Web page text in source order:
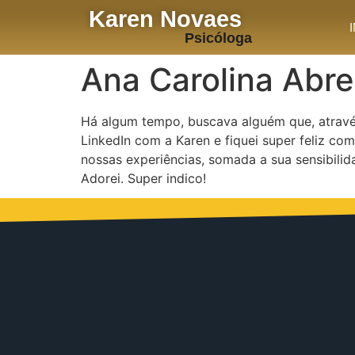
Karen Novaes
Psicóloga
Ana Carolina
Há algum tempo, buscava alguém que,
LinkedIn com a Karen e fiquei super feliz
nossas experiências, somada a sua
Adorei. Super indico!